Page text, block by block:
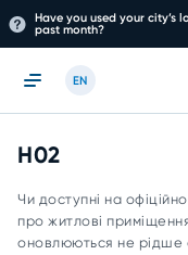
Have you used your city’s
past month?
EN
H02
Чи доступні на
про житлові
оновлюються не рідше